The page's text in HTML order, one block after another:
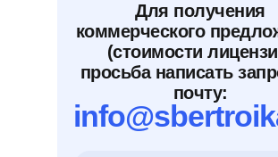
Для получения
коммерческого
(стоимости
просьба написать
почту: